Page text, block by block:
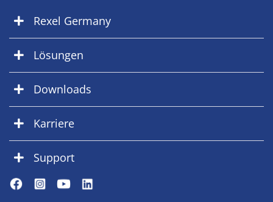
Rexel Germany
Lösungen
Downloads
Karriere
Support